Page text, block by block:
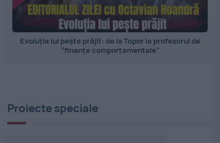
Evoluția lui pește prăjit: de la Topor la profesorul de
”finanțe comportamentale”
Proiecte speciale